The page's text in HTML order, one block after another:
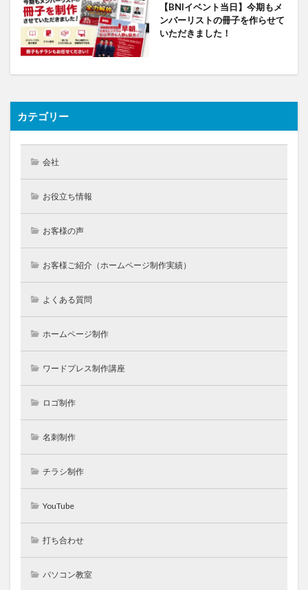
【BNIイベント当日】今期もメ
ンバーリストの冊子を作らせて
いただきました！
カテゴリー
会社
お役立ち情報
お客様の声
お客様ご紹介（ホームページ制作実績）
よくある質問
ホームページ制作
ワードプレス制作講座
ロゴ制作
名刺制作
チラシ制作
YouTube
打ち合わせ
パソコン教室